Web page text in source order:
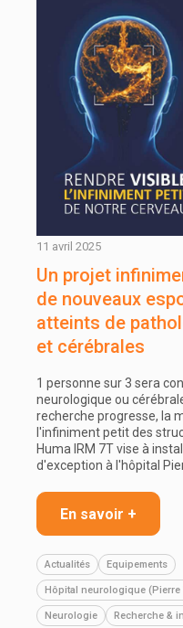
11 avril 2025
Un projet
de nouveaux
atteints de
et cérébrales
1 personne sur 3 sera
neurologique ou
recherche progresse, la
l'infiniment petit des
Huma IRM 7T vise à
d'exception à l'hôpital
En savoir +
Actualités Equipements
Hôpital neurologique (Pierre
Neurologie Recherche &